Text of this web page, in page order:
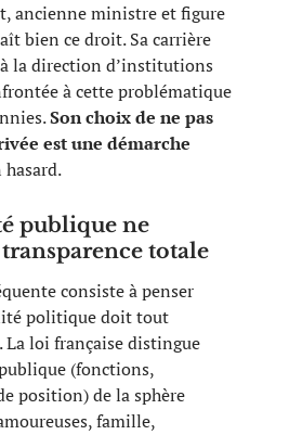
ancienne ministre et figure
bien ce droit. Sa carrière
la direction d’institutions
à cette problématique
Son choix de ne pas
est une démarche
hasard.
publique ne
totale
consiste à penser
politique doit tout
La loi française distingue
(fonctions,
position) de la sphère
famille,